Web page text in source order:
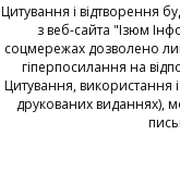
Цитування і відтворення
з веб-сайта "Ізюм
соцмережах дозволено
гіперпосилання на
Цитування, використання
друкованих виданнях),